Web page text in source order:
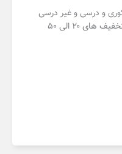
و درسی و غیر درسی
نظام قدیم و جدید نو و دست دو با تخفیف های ۲۰ الی ۵۰